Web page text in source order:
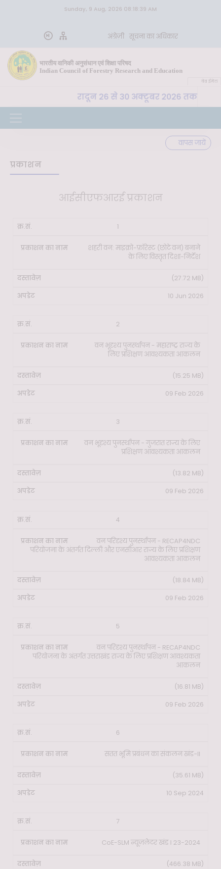
Sunday, 9 Aug, 2026 08:18:39 AM
अंग्रेज़ी सूचना का अधिकार
भारतीय वानिकी अनुसंधान एवं शिक्षा परिषद
Indian Council of Forestry Research and Education
वेब ईमेल
अ. शि. प. , देहरादून 26 से 30 अक्टूबर 2026 तक "कृषि-
वापस जायें
प्रकाशन
आईसीएफआरई प्रकाशन
क्र.सं. अपडेट
1
शहरी वन: माइक्रो-फ़ॉरेस्ट (छोटे वन) बनाने
के लिए विस्तृत दिशा-निर्देश
(27.72 MB)
10 Jun 2026
2
वन भूदृश्य पुनर्स्थापन - महाराष्ट्र राज्य के
लिए प्रशिक्षण आवश्यकता आकलन
(15.25 MB)
09 Feb 2026
3
वन भूदृश्य पुनर्स्थापन - गुजरात राज्य के लिए
प्रशिक्षण आवश्यकता आकलन
(13.82 MB)
09 Feb 2026
4
वन परिदृश्य पुनर्स्थापन - RECAP4NDC
परियोजना के अंतर्गत दिल्ली और एनसीआर राज्य के लिए प्रशिक्षण
आवश्यकता आकलन
(18.84 MB)
09 Feb 2026
5
वन परिदृश्य पुनर्स्थापन - RECAP4NDC
परियोजना के अंतर्गत उत्तराखंड राज्य के लिए प्रशिक्षण आवश्यकता
आकलन
(16.81 MB)
09 Feb 2026
6
सतत भूमि प्रबंधन का संकलन खंड-II
(35.61 MB)
10 Sep 2024
7
CoE-SLM न्यूज़लेटर खंड I 23-2024
(466.38 MB)